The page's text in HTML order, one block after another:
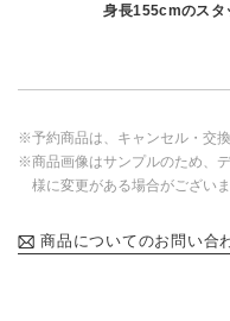
身長155cmのスタ
※予約商品は、キャンセル・交
※商品画像はサンプルのため、
様に変更がある場合がござい
商品についてのお問い合